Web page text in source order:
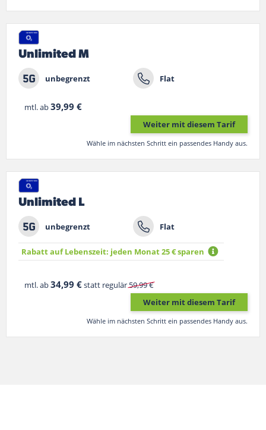
Unlimited M
unbegrenzt Flat
mtl. ab39,99 €
Weiter mit diesem Tarif
Wähle im nächsten Schritt ein passendes Handy aus.
Unlimited L
unbegrenzt Flat
Rabatt auf Lebenszeit: jeden Monat 25 € sparen
mtl. ab34,99 €statt regulär59,99 €
Weiter mit diesem Tarif
Wähle im nächsten Schritt ein passendes Handy aus.